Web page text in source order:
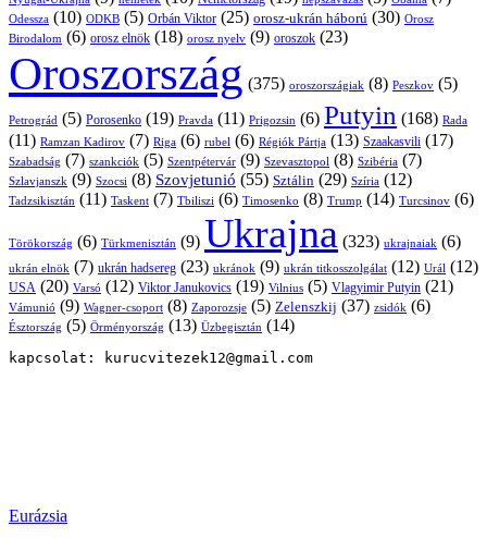
Odessza (10) ODKB (5) Orbán Viktor (25) orosz-ukrán háború (30) Orosz
Birodalom (6) orosz elnök (18) orosz nyelv (9) oroszok (23)
Oroszország (375) oroszországiak (8) Peszkov (5)
Petrográd (5) Porosenko (19) Pravda (11) Prigozsin (6) Putyin (168) Rada
(11) Ramzan Kadirov (7) Riga (6) rubel (6) Régiók Pártja (13) Szaakasvili (17)
Szabadság (7) szankciók (5) Szentpétervár (9) Szevasztopol (8) Szibéria (7)
Szlavjanszk (9) Szocsi (8) Szovjetunió (55) Sztálin (29) Szíria (12)
Tadzsikisztán (11) Taskent (7) Tbiliszi (6) Timosenko (8) Trump (14) Turcsinov (6)
Törökország (6) Türkmenisztán (9) Ukrajna (323) ukrajnaiak (6)
ukrán elnök (7) ukrán hadsereg (23) ukránok (9) ukrán titkosszolgálat (12) Urál (12)
USA (20) Varsó (12) Viktor Janukovics (19) Vilnius (5) Vlagyimir Putyin (21)
Vámunió (9) Wagner-csoport (8) Zaporozsje (5) Zelenszkij (37) zsidók (6)
Észtország (5) Örményország (13) Üzbegisztán (14)
kapcsolat: kurucvitezek12@gmail.com
Eurázsia